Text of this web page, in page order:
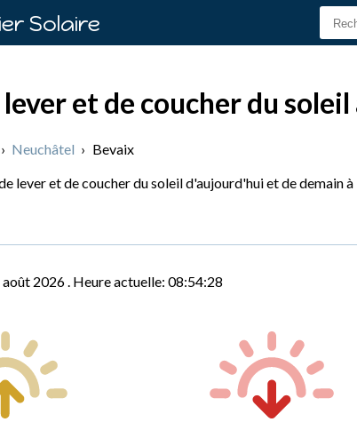
Solaire
et de coucher du
› Neuchâtel › Bevaix
lever et de coucher du soleil d'aujourd'hui et de demain
2026 . Heure actuelle: 08:54:29